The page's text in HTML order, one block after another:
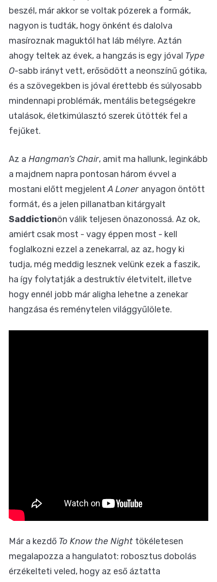
beszél, már akkor se voltak pózerek a formák,
nagyon is tudták, hogy önként és dalolva
masíroznak maguktól hat láb mélyre. Aztán
ahogy teltek az évek, a hangzás is egy jóval Type
O-sabb irányt vett, erősödött a neonszínű gótika,
és a szövegekben is jóval érettebb és súlyosabb
mindennapi problémák, mentális betegségekre
utalások, életkimúlasztó szerek ütötték fel a
fejűket.
Az a Hangman’s Chair, amit ma hallunk, leginkább
a majdnem napra pontosan három évvel a
mostani előtt megjelentA Loner anyagon öntött
formát, és a jelen pillanatban kitárgyalt
Saddictionön válik teljesen önazonossá. Az ok,
amiért csak most - vagy éppen most - kell
foglalkozni ezzel a zenekarral, az az, hogy ki
tudja, még meddig lesznek velünk ezek a faszik,
ha így folytatják a destruktív életvitelt, illetve
hogy ennél jobb már aligha lehetne a zenekar
hangzása és reménytelen világgyűlölete.
Már a kezdő To Know the Night tökéletesen
megalapozza a hangulatot: robosztus dobolás
érzékelteti veled, hogy az eső áztatta